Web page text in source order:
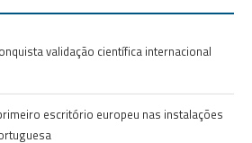
validação científica internacional
escritório europeu nas instalações